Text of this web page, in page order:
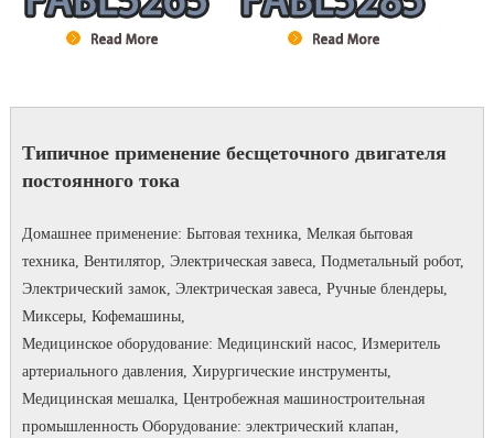
Типичное применение бесщеточного двигателя
постоянного тока
Домашнее применение: Бытовая техника, Мелкая бытовая
техника, Вентилятор, Электрическая завеса, Подметальный робот,
Электрический замок, Электрическая завеса, Ручные блендеры,
Миксеры, Кофемашины,
Медицинское оборудование: Медицинский насос, Измеритель
артериального давления, Хирургические инструменты,
Медицинская мешалка, Центробежная машиностроительная
промышленность Оборудование: электрический клапан,